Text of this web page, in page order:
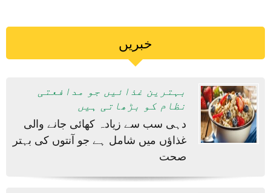
خبریں
بہترین غذائیں جو مدافعتی
نظام کو بڑھاتی ہیں
دہی سب سے زیادہ کھائی جانے والی
غذاؤں میں شامل ہے جو آنتوں کی بہتر
صحت